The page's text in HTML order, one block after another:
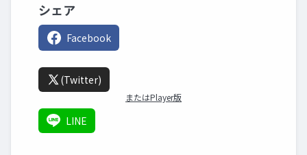
シェア
Facebook
(Twitter)
またはPlayer版
LINE